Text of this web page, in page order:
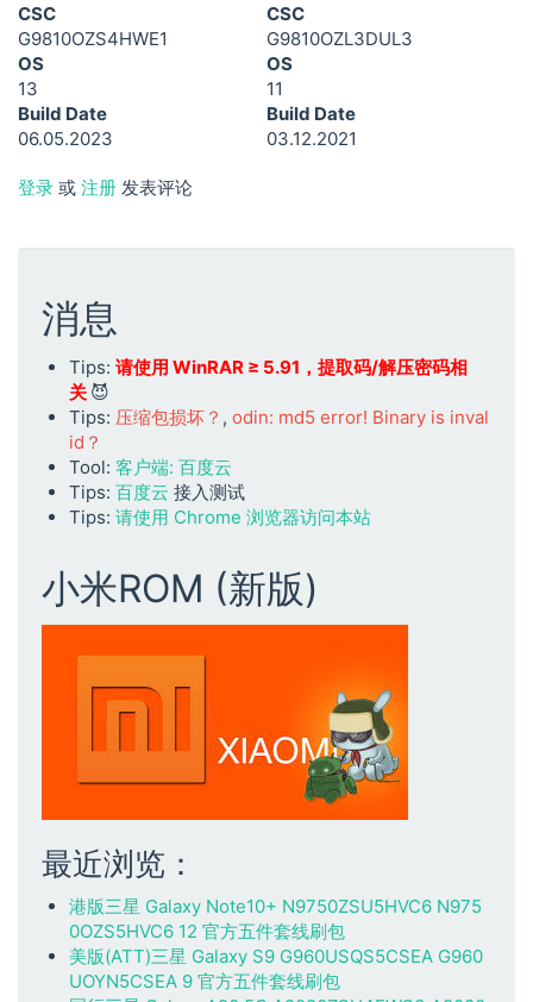
CSC
G9810OZS4HWE1
OS
13
Build Date
06.05.2023
CSC
G9810OZL3DUL3
OS
11
Build Date
03.12.2021
登录 或 注册 发表评论
消息
Tips: 请使用 WinRAR ≥ 5.91，提取码/解压密码相
关 😈
Tips: 压缩包损坏？ , odin: md5 error! Binary is inval
id？
Tool: 客户端: 百度云
Tips: 百度云 接入测试
Tips: 请使用 Chrome 浏览器访问本站
小米ROM (新版)
最近浏览：
港版三星 Galaxy Note10+ N9750ZSU5HVC6 N975
0OZS5HVC6 12 官方五件套线刷包
美版(ATT)三星 Galaxy S9 G960USQS5CSEA G960
UOYN5CSEA 9 官方五件套线刷包